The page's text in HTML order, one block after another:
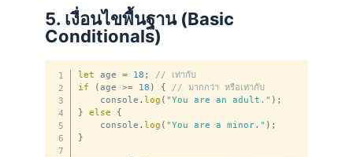
5. เงื่อนไขพื้นฐาน (Basic
Conditionals)
let age = 18 ;
// เท่ากับ
if
( age >= 18 ) {
// มากกว่า หรือเท่ากับ
    console
. log ( "You are an adult." ) ;
}
else
{
    console
. log ( "You are a minor." ) ;
}